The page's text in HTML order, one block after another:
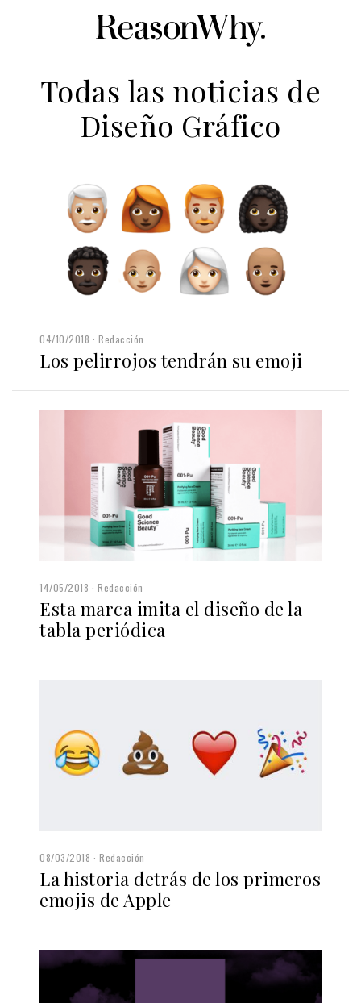
Todas las noticias de
Diseño Gráfico
04/10/2018 Redacción
Los pelirrojos tendrán su emoji
14/05/2018 Redacción
Esta marca imita el diseño de la
tabla periódica
08/03/2018 Redacción
La historia detrás de los primeros
emojis de Apple